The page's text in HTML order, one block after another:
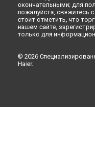
окончательными; для
пожалуйста, свяжитесь
стоит отметить, что
нашем сайте,
только для
© 2026
Haier.